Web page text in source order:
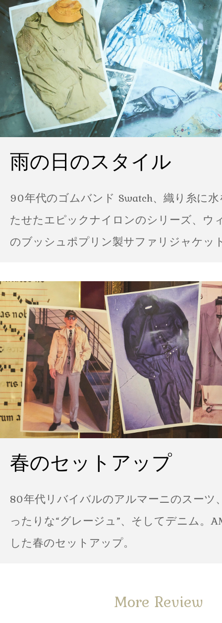
雨の日のスタイル
90年代のゴムバンド Swatch、織り糸に
たせたエピックナイロンのシリーズ、ウ
のブッシュポプリン製サファリジャケッ
春のセットアップ
80年代リバイバルのアルマーニのスーツ
ったりな“グレージュ”、そしてデニム。
した春のセットアップ。
More Review